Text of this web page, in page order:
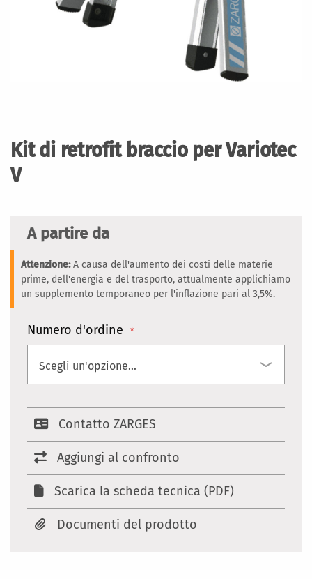
Kit di retrofit braccio per Variotec
V
A partire da
Attenzione:A causa dell'aumento dei costi delle materie
prime, dell'energia e del trasporto, attualmente applichiamo
un supplemento temporaneo per l'inflazione pari al 3,5%.
Numero d'ordine
Contatto ZARGES
Aggiungi al confronto
Scarica la scheda tecnica (PDF)
Documenti del prodotto
galleria
di
immagini